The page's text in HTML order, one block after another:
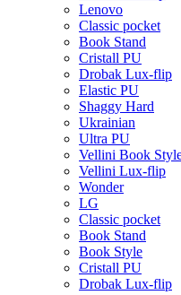
Lenovo
Classic pocket
Book Stand
Cristall PU
Drobak Lux-flip
Elastic PU
Shaggy Hard
Ukrainian
Ultra PU
Vellini Book
Vellini Lux-flip
Wonder
LG
Classic pocket
Book Stand
Book Style
Cristall PU
Drobak Lux-flip